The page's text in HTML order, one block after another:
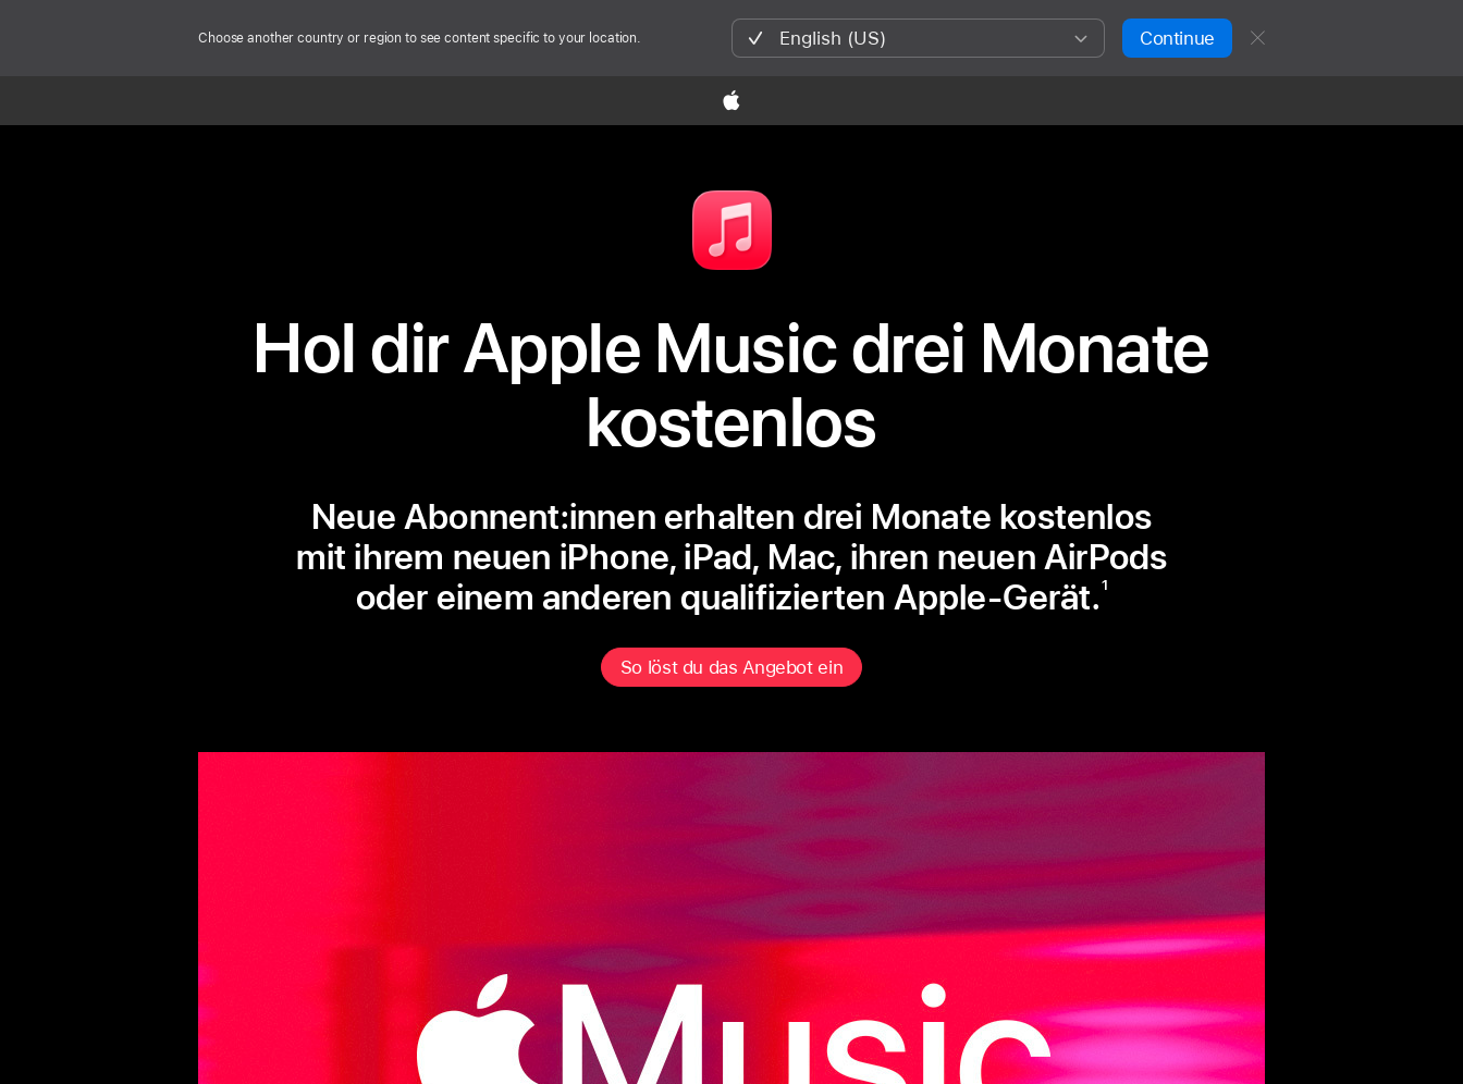
Choose another country or region to see content specific to your location. English (US) Continue

Hol dir Apple Music drei Monate
kostenlos
Neue Abonnent:innen erhalten drei Monate kostenlos
mit ihrem neuen iPhone, iPad, Mac, ihren neuen AirPods
oder einem anderen qualifizierten Apple-Gerät. 1
So löst du das Angebot ein